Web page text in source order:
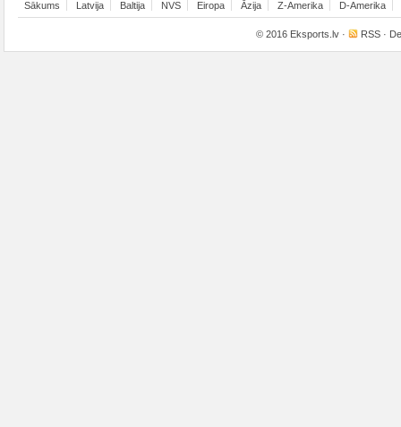
Sākums Latvija Baltija NVS Eiropa Āzija Z-Amerika D-Amerika
© 2016 Eksports.lv · RSS ·